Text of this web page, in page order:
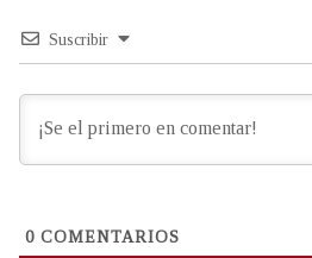
Suscribir
0 COMENTARIOS